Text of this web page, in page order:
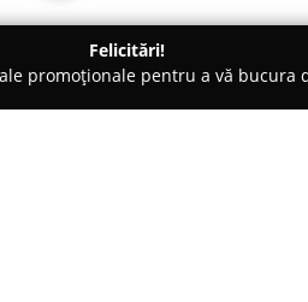
Felicitări!
promoționale pentru a vă bucura